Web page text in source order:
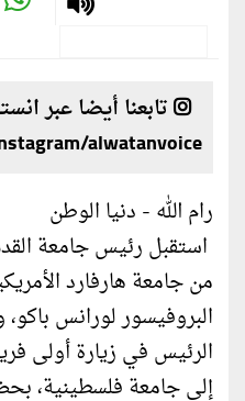
تابعنا أيضا عبر
alwatanvoice
رام الله - دنيا الوطن
استقبل رئيس جامعة
من جامعة هارفارد
البروفيسور لورانس
الرئيس في زيارة أولى
إلى جامعة فلسطينية،